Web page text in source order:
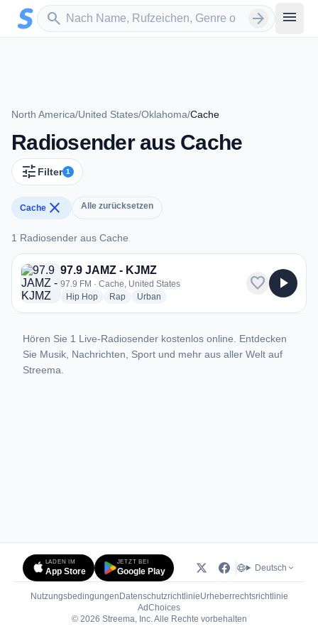
Zum Hauptinhalt springen
search
Sender suchen arrow_forward menu
North America/United States/Oklahoma/Cache
Radiosender aus Cache
tune Filter 1
Cache close Alle zurücksetzen
1 Radiosender aus Cache
1 Radiosender aus Cache
97.9 JAMZ - KJMZ
97.9 FM · Cache, United States
Hip Hopradio stations
Rapradio stations
Urban
favorite play_arrow
Hören Sie 1 Live-Radiosender kostenlos online. Entdecken
Sie Musik, Nachrichten, Sport und mehr aus aller Welt auf
Streema.
LADEN IM
App Store
JETZT BEI
Google Play Deutsch
Nutzungsbedingungen DatenschutzrichtlinieUrheberrechtsrichtlinie
AdChoices(öffnet in neuem Tab)
© 2026 Streema, Inc. Alle Rechte vorbehalten